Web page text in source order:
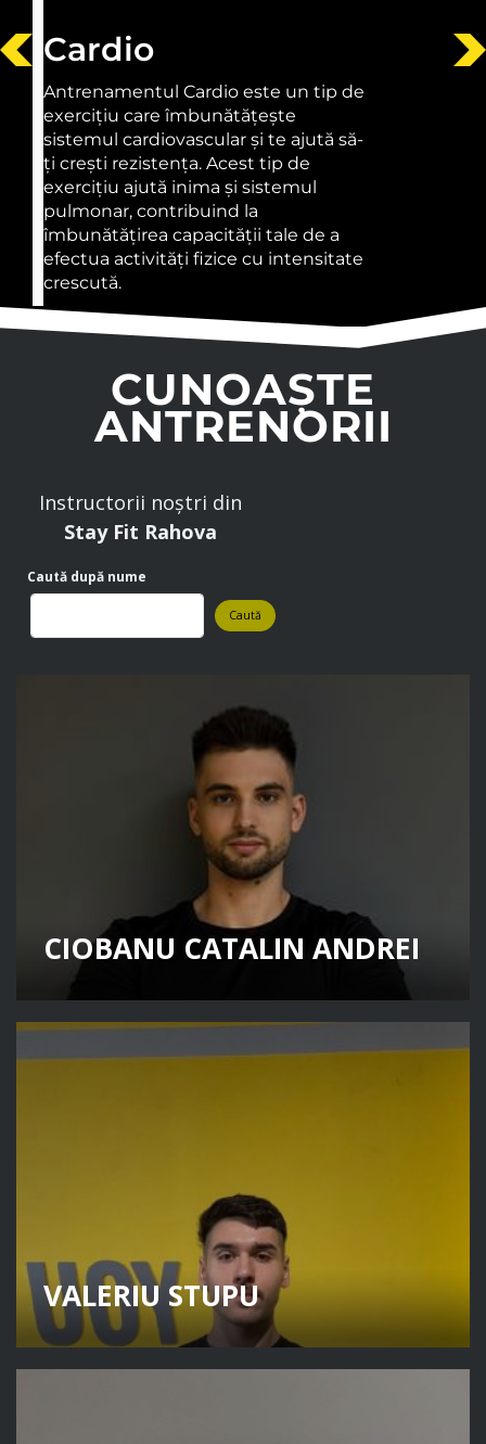
Cardio
Antrenamentul Cardio este un tip de
exercițiu care îmbunătățește
sistemul cardiovascular și te ajută să-
ți crești rezistența. Acest tip de
exercițiu ajută inima și sistemul
pulmonar, contribuind la
îmbunătățirea capacității tale de a
efectua activități fizice cu intensitate
crescută.
CUNOAȘTE
ANTRENORII